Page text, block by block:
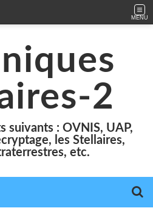
MENU
2
suivants : OVNIS, UAP,
les Stellaires,
etc.